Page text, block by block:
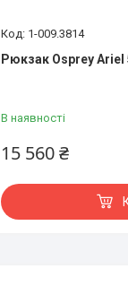
1-009.3814
Рюкзак Osprey
В наявності
15 560 ₴